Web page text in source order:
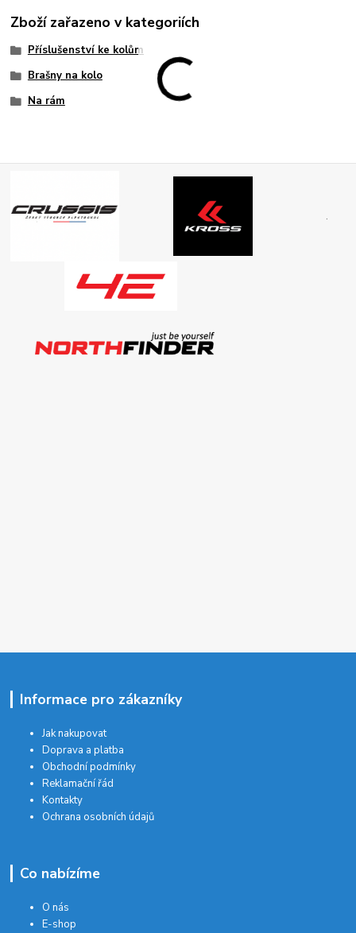
Zboží zařazeno v kategoriích
Příslušenství ke kolům
Brašny na kolo
Na rám
.
Informace pro zákazníky
Jak nakupovat
Doprava a platba
Obchodní podmínky
Reklamační řád
Kontakty
Ochrana osobních údajů
Co nabízíme
O nás
E-shop